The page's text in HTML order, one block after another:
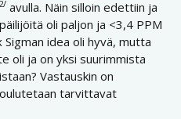
avulla. Näin silloin edettiin ja
oli paljon ja <3,4 PPM
Sigman idea oli hyvä, mutta
oli ja on yksi suurimmista
Vastauskin on
tarvittavat